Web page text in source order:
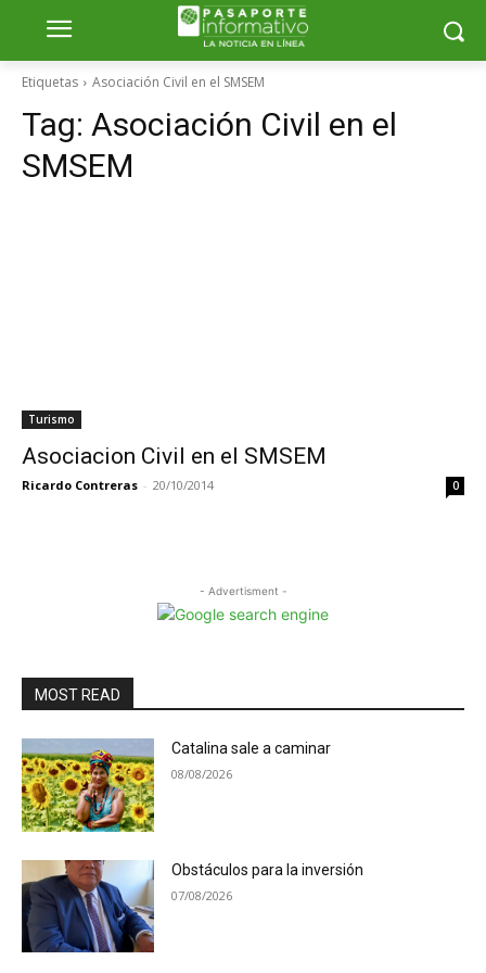
Etiquetas Asociación Civil en el SMSEM
Tag: Asociación Civil en el
SMSEM
Turismo
Asociacion Civil en el SMSEM
Ricardo Contreras - 20/10/2014 0
- Advertisment -
MOST READ
Catalina sale a caminar
08/08/2026
Obstáculos para la inversión
07/08/2026